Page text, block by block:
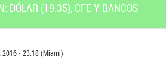
DÓLAR (19.35), CFE Y BANCOS
2016 - 23:18(Miami)